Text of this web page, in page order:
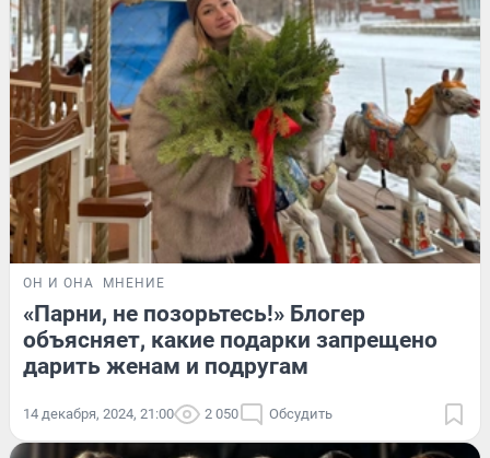
ОН И ОНА МНЕНИЕ
«Парни, не позорьтесь!» Блогер
объясняет, какие подарки запрещено
дарить женам и подругам
14 декабря, 2024, 21:00 2 050 Обсудить